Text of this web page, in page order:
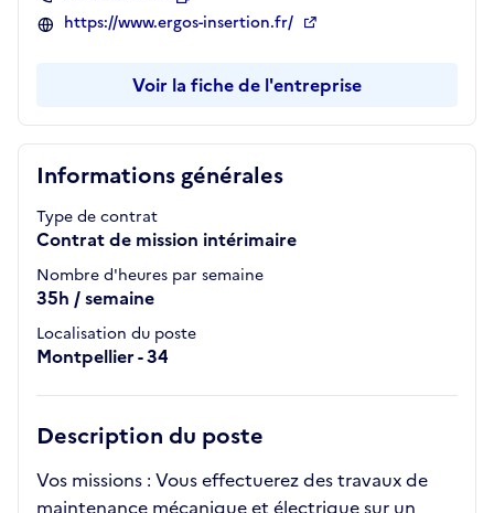
Informations générales
Type de contrat
Contrat de mission intérimaire
Nombre d'heures par semaine
35h / semaine
Localisation du poste
Montpellier - 34
Description du poste
Vos missions : Vous effectuerez des travaux de
Copier
https://www.ergos-insertion.fr/
Voir la fiche de l'entreprise